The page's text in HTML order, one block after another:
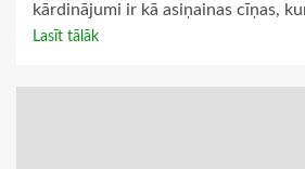
kārdinājumi ir kā asiņainas cīņas,
Lasīt tālāk